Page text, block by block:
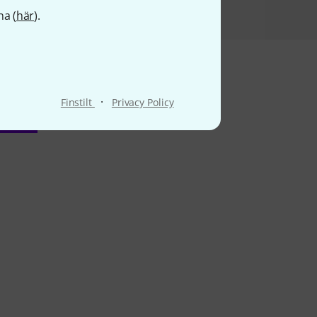
(här).
Finstilt · Privacy Policy